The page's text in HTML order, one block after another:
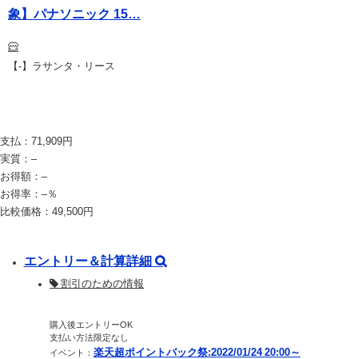
象】パナソニック 15…
【-】ラサンタ・リース
支払： 71,909円
実質： –
お得額： –
お得率： –％
比較価格： 49,500円
エントリー＆計算詳細
割引のための情報
購入後エントリーOK
支払い方法限定なし
イベント： 楽天超ポイントバック祭:2022/01/24 20:00～